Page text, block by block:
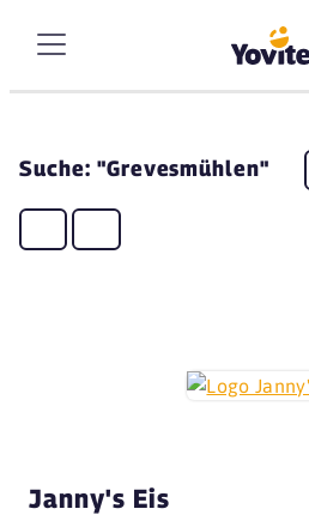
Suche: "Grevesmühlen"
Janny's Eis